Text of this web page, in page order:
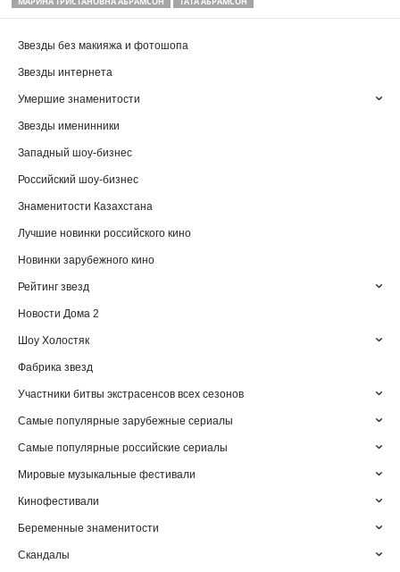
Звезды без макияжа и фотошопа
Звезды интернета
Умершие знаменитости
Звезды именинники
Западный шоу-бизнес
Российский шоу-бизнес
Знаменитости Казахстана
Лучшие новинки российского кино
Новинки зарубежного кино
Рейтинг звезд
Новости Дома 2
Шоу Холостяк
Фабрика звезд
Участники битвы экстрасенсов всех сезонов
Самые популярные зарубежные сериалы
Самые популярные российские сериалы
Мировые музыкальные фестивали
Кинофестивали
Беременные знаменитости
Скандалы